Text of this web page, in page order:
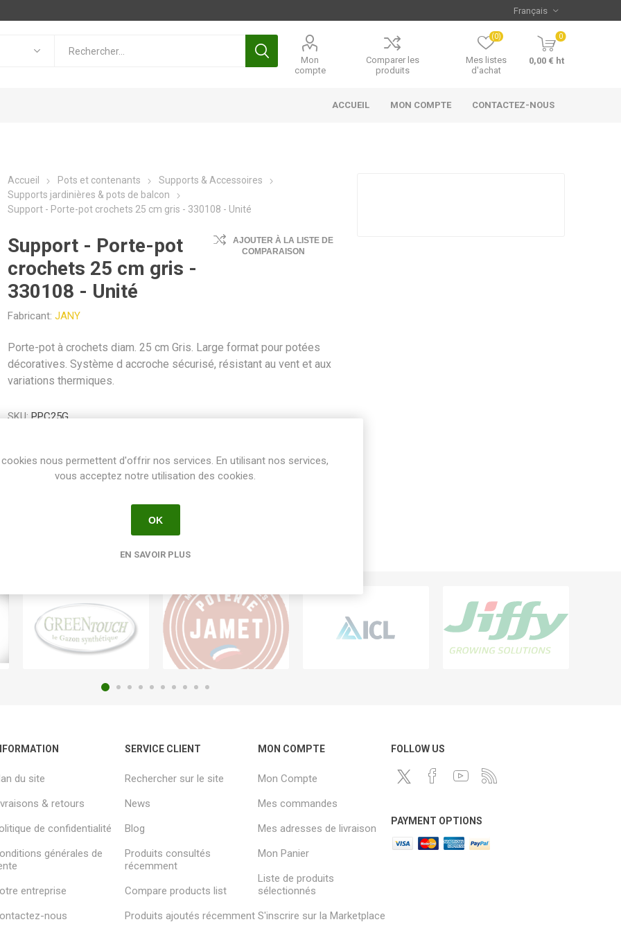
Mon
compte
Comparer les
produits
Mes listes
d'achat
(0) 0
0,00 € ht
ACCUEIL MON COMPTE CONTACTEZ-NOUS
Accueil Pots et contenants
Supports & Accessoires
Supports jardinières & pots de balcon
Support - Porte-pot crochets 25 cm gris - 330108 - Unité
Support - Porte-pot
crochets 25 cm gris -
330108 - Unité
Fabricant: JANY
AJOUTER À LA LISTE DE
COMPARAISON
Porte-pot à crochets diam. 25 cm Gris. Large format pour potées
décoratives. Système d accroche sécurisé, résistant au vent et aux
variations thermiques.
SKU: PPC25G
Share:
du site
& retours
de confidentialité
générales de
entreprise
nous
SERVICE CLIENT
Rechercher sur le site
News
Blog
Produits consultés
récemment
Compare products list
Produits ajoutés récemment
MON COMPTE
Mon Compte
Mes commandes
Mes adresses de livraison
Mon Panier
Liste de produits
sélectionnés
S'inscrire sur la Marketplace
FOLLOW US
PAYMENT OPTIONS
nous permettent d'offrir nos services. En utilisant nos services,
vous acceptez notre utilisation des cookies.
OK
EN SAVOIR PLUS